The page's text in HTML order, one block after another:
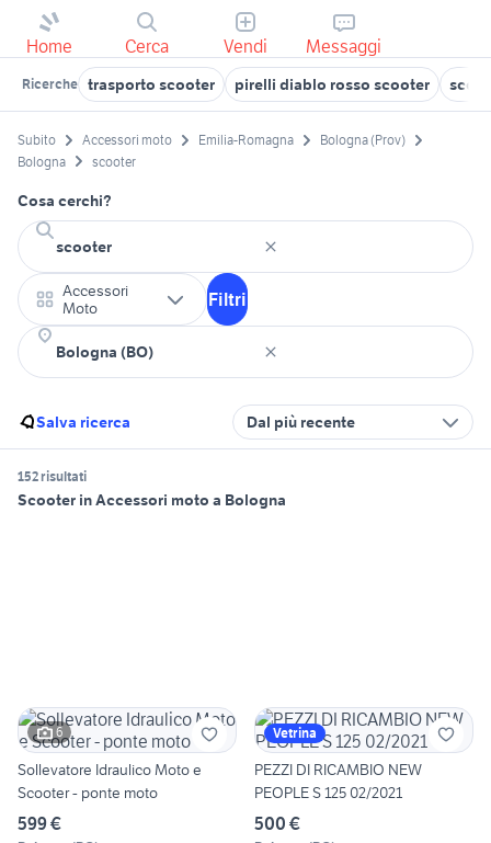
Home Cerca Vendi Messaggi
Ricerche trasporto scooter pirelli diablo rosso scooter
Subito Accessori moto Emilia-Romagna
Bologna (Prov)
Bologna
scooter
Cosa cerchi?
Accessori
Moto
Filtri
Salva ricerca Dal più recente
152 risultati
Scooter in Accessori moto a Bologna
6
Sollevatore Idraulico Moto e
Scooter - ponte moto
599 €
Vetrina
PEZZI DI RICAMBIO NEW
PEOPLE S 125 02/2021
500 €